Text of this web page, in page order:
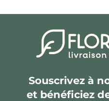
Souscrivez à
et bénéficiez